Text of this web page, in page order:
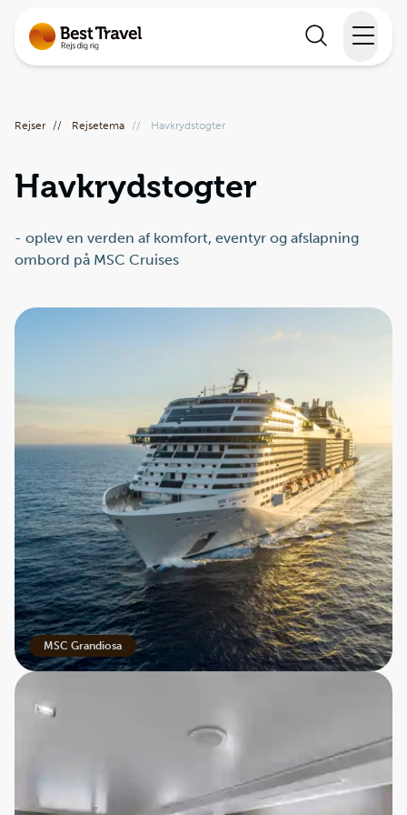
Rejsekalender
Inspiration
Rejser // Rejsetema // Havkrydstogter
Havkrydstogter
- oplev en verden af komfort, eventyr og afslapning
ombord på MSC Cruises
MSC Grandiosa
Oplev unikke destinationer med havkrydstogt
Et havkrydstogt med Best Travel giver dig mulighed